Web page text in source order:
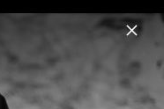
Menu